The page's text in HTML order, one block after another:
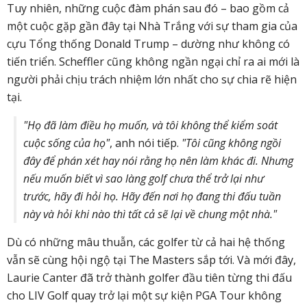
Tuy nhiên, những cuộc đàm phán sau đó – bao gồm cả
một cuộc gặp gần đây tại Nhà Trắng với sự tham gia của
cựu Tổng thống Donald Trump – dường như không có
tiến triển. Scheffler cũng không ngần ngại chỉ ra ai mới là
người phải chịu trách nhiệm lớn nhất cho sự chia rẽ hiện
tại.
"Họ đã làm điều họ muốn, và tôi không thể kiểm soát
cuộc sống của họ", anh nói tiếp. "Tôi cũng không ngồi
đây để phán xét hay nói rằng họ nên làm khác đi. Nhưng
nếu muốn biết vì sao làng golf chưa thể trở lại như
trước, hãy đi hỏi họ. Hãy đến nơi họ đang thi đấu tuần
này và hỏi khi nào thì tất cả sẽ lại về chung một nhà."
Dù có những mâu thuẫn, các golfer từ cả hai hệ thống
vẫn sẽ cùng hội ngộ tại The Masters sắp tới. Và mới đây,
Laurie Canter đã trở thành golfer đầu tiên từng thi đấu
cho LIV Golf quay trở lại một sự kiện PGA Tour không